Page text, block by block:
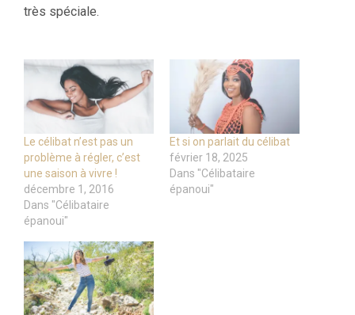
très spéciale.
Le célibat n’est pas un
problème à régler, c’est
une saison à vivre !
décembre 1, 2016
Dans "Célibataire
épanoui"
Et si on parlait du célibat
février 18, 2025
Dans "Célibataire
épanoui"